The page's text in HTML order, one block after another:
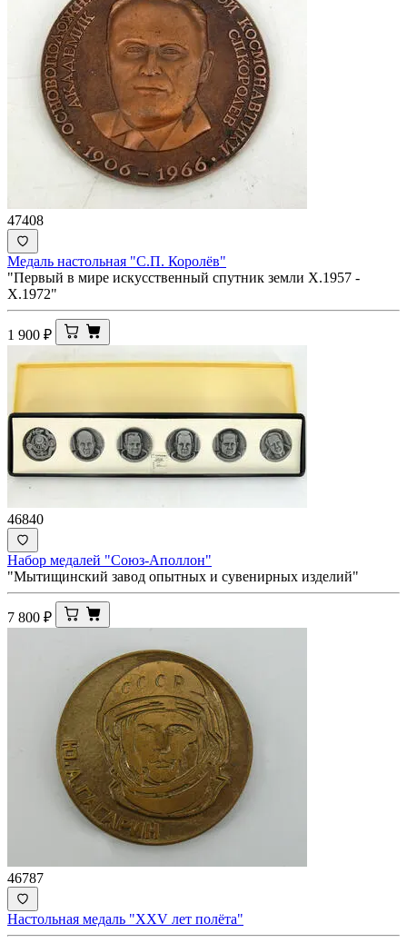
47408
Медаль настольная "С.П. Королёв"
"Первый в мире искусственный спутник земли Х.1957 -
Х.1972"
1 900 ₽
46840
Набор медалей "Союз-Аполлон"
"Мытищинский завод опытных и сувенирных изделий"
7 800 ₽
46787
Настольная медаль "XXV лет полёта"